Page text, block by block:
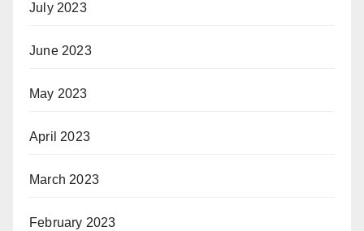
July 2023
June 2023
May 2023
April 2023
March 2023
February 2023